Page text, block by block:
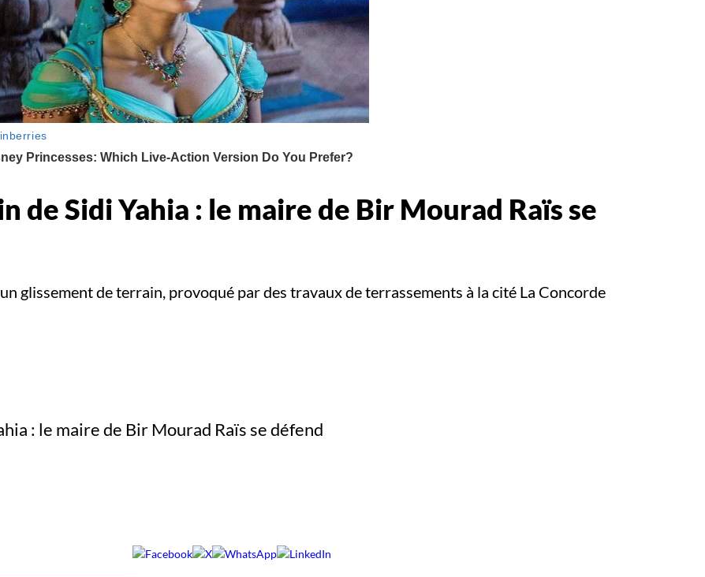
de Sidi Yahia : le maire de Bir Mourad Raïs se
glissement de terrain, provoqué par des travaux de terrassements à la cité La Concorde